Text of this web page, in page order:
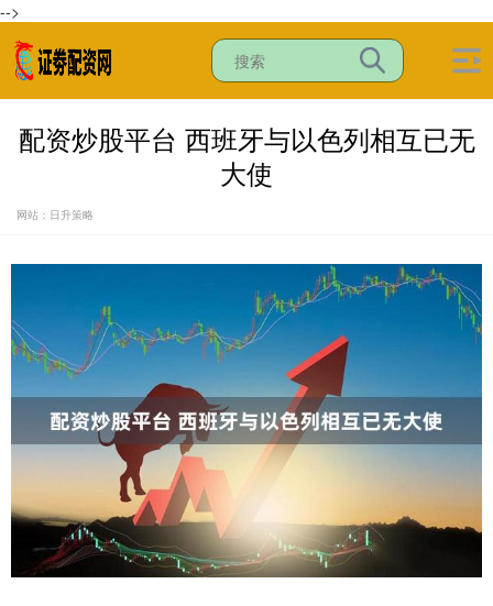
-->
配资炒股平台 西班牙与以色列相互已无
大使
网站：日升策略